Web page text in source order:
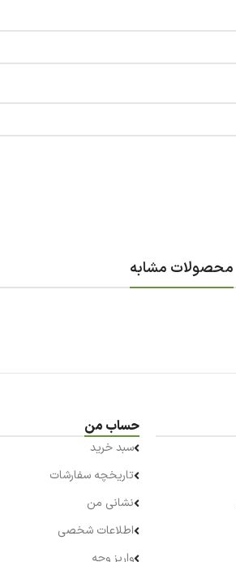
محصولات مشابه
حساب من
سبد خرید
تاریخچه سفارشات
نشانی من
اطلاعات شخصی
واریز وجه